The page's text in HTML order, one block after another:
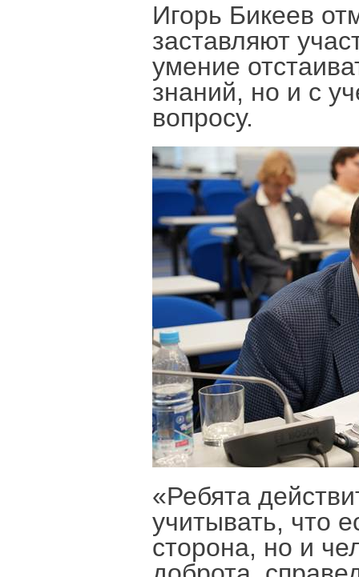
Игорь Бикеев
заставляют
умение
знаний, но и с
вопросу.
«Ребята
учитывать, что
сторона, но и